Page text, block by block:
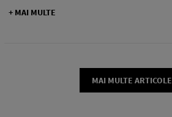
+ MAI MULTE
MAI MULTE ARTICOLE